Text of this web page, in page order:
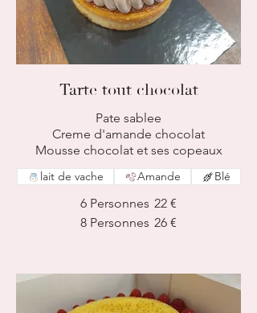
Tarte tout chocolat
Pate sablee
Creme d'amande chocolat
Mousse chocolat et ses copeaux
6 Personnes 22 €
8 Personnes 26 €
lait de vache Amande Blé